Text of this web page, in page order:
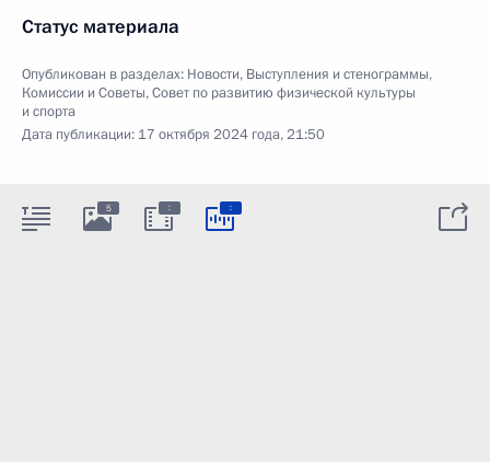
Статус материала
Опубликован в разделах: Новости, Выступления и стенограммы,
Комиссии и Советы,Совет по развитию физической культуры
и спорта
Дата публикации: 17 октября 2024 года, 21:50
5 : :